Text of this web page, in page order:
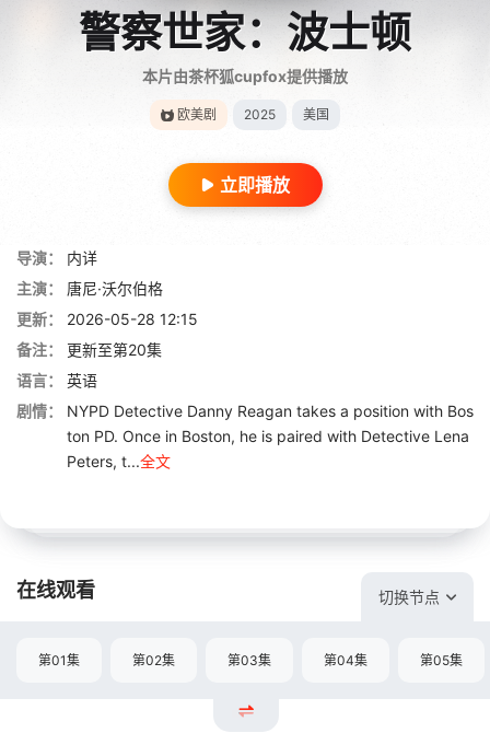
警察世家：波士顿
本片由茶杯狐cupfox提供播放
欧美剧 2025 美国
立即播放
导演：
内详
主演：
唐尼·沃尔伯格
更新：
2026-05-28 12:15
备注：
更新至第20集
语言：
英语
剧情：
NYPD Detective Danny Reagan takes a position with Bos
ton PD. Once in Boston, he is paired with Detective Lena
Peters, t...全文
在线观看 切换节点
第01集 第02集 第03集 第04集 第05集